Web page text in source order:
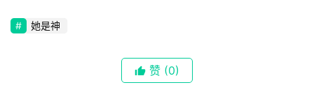
速
她是神
赞 (0)